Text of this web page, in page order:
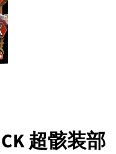
超骸装部